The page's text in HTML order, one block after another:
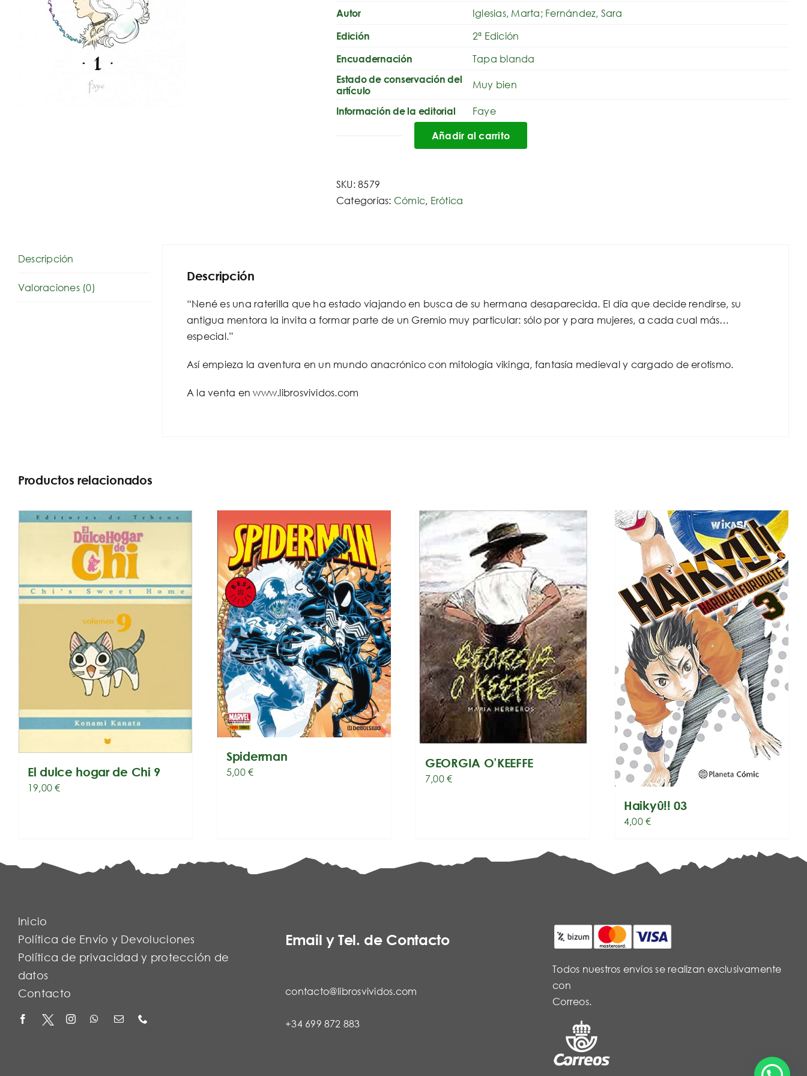
Autor Iglesias, Marta; Fernández, Sara
Edición 2ª Edición
Encuadernación Tapa blanda
Estado de conservación del
artículo
Muy bien
Información de la editorial Faye
cantidad
Añadir al carrito
SKU:8579
Categorías: Cómic, Erótica
Descripción
Valoraciones (0)
Descripción
“Nené es una raterilla que ha estado viajando en busca de su hermana desaparecida. El día que decide rendirse, su
antigua mentora la invita a formar parte de un Gremio muy particular: sólo por y para mujeres, a cada cual más…
especial.”
Así empieza la aventura en un mundo anacrónico con mitología vikinga, fantasía medieval y cargado de erotismo.
A la venta en www.librosvividos.com
Productos relacionados
El dulce hogar de Chi 9
19,00€
Spiderman
5,00€
GEORGIA O’KEEFFE
7,00€
Haikyû!! 03
4,00€
Inicio
Política de Envío y Devoluciones
Política de privacidad y protección de
datos
Contacto
Email y Tel. de Contacto
contacto@librosvividos.com
+34 699 872 883
Todos nuestros envíos se realizan exclusivamente
con
Correos.